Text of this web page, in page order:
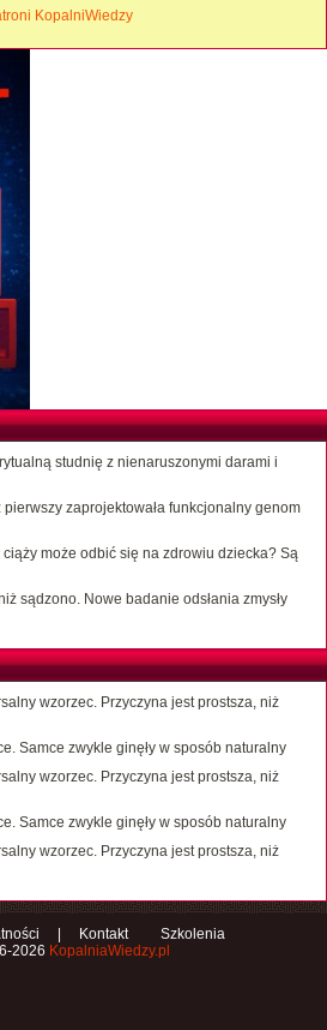
KopalniWiedzy
studnię z nienaruszonymi darami i
zaprojektowała funkcjonalny genom
może odbić się na zdrowiu dziecka? Są
sądzono. Nowe badanie odsłania zmysły
wzorzec. Przyczyna jest prostsza, niż
Samce zwykle ginęły w sposób naturalny
wzorzec. Przyczyna jest prostsza, niż
Samce zwykle ginęły w sposób naturalny
wzorzec. Przyczyna jest prostsza, niż
Kontakt
Szkolenia
2026 KopalniaWiedzy.pl